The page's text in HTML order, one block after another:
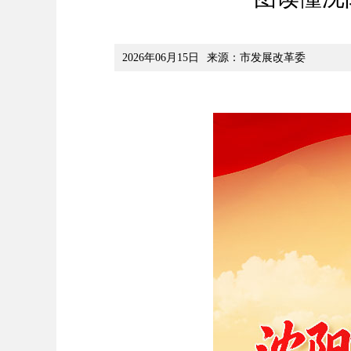
2026年06月15日 来源：市发展改革委